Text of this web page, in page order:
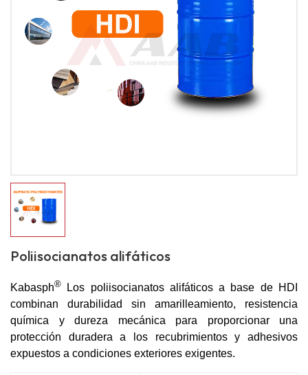
Poliisocianatos alifáticos
Kabasph® Los poliisocianatos alifáticos a base de HDI
combinan durabilidad sin amarilleamiento, resistencia
química y dureza mecánica para proporcionar una
protección duradera a los recubrimientos y adhesivos
expuestos a condiciones exteriores exigentes.